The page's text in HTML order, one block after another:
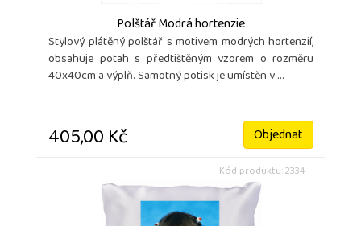
Polštář Modrá hortenzie
Stylový plátěný polštář s motivem modrých hortenzií,
obsahuje potah s předtištěným vzorem o rozměru
40x40cm a výplň. Samotný potisk je umístěn v ...
405,00 Kč Objednat
Kód produktu: 2334